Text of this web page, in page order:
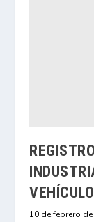
10 de febrero